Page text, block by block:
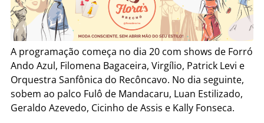
A programação começa no dia 20 com shows de Forró
Ando Azul, Filomena Bagaceira, Virgílio, Patrick Levi e
Orquestra Sanfônica do Recôncavo. No dia seguinte,
sobem ao palco Fulô de Mandacaru, Luan Estilizado,
Geraldo Azevedo, Cicinho de Assis e Kally Fonseca.